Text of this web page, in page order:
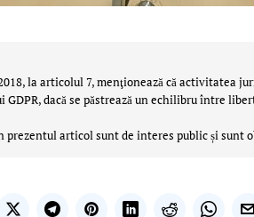
la articolul 7, menţionează că activitatea
GDPR, dacă se păstrează un echilibru între
articol sunt de interes public și sunt